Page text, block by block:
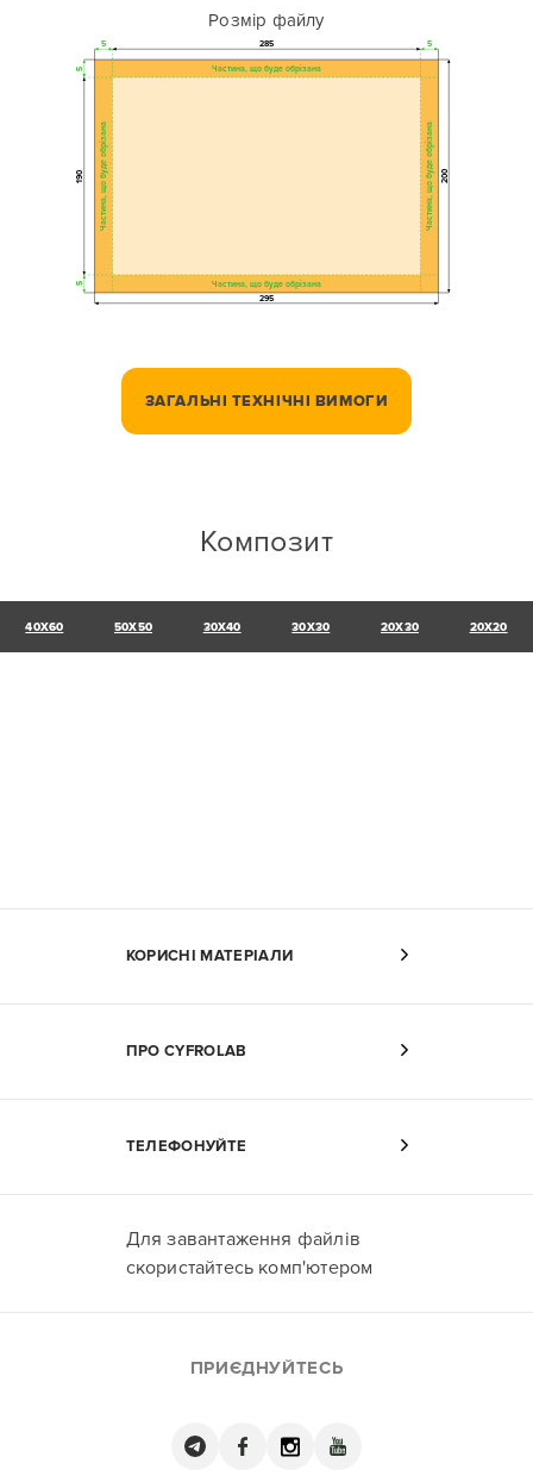
Розмір файлу
295
200
5
190
5
Частина, що буде обрізана Частина, що буде обрізана
5 5
285
Частина, що буде обрізана
Частина, що буде обрізана
ЗАГАЛЬНІ ТЕХНІЧНІ ВИМОГИ
Композит
40X60 50X50 30X40 30X30 20X30 20X20
КОРИСНІ МАТЕРІАЛИ
ПРО CYFROLAB
ТЕЛЕФОНУЙТЕ
Для завантаження файлів
скористайтесь комп'ютером
ПРИЄДНУЙТЕСЬ